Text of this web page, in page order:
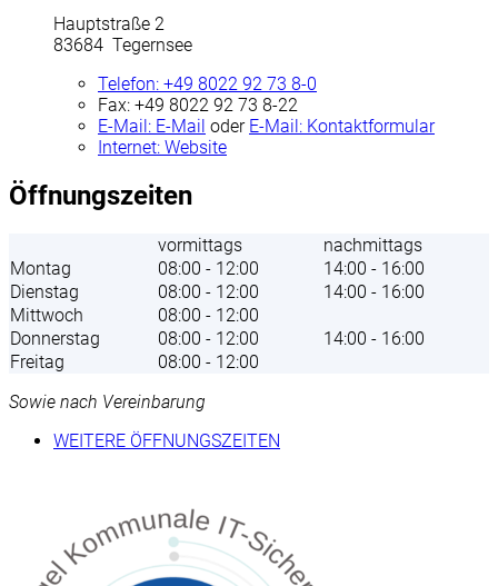
Hauptstraße 2
83684 Tegernsee
Telefon: +49 8022 92 73 8-0
Fax: +49 8022 92 73 8-22
E-Mail: E-Mail oder E-Mail: Kontaktformular
Internet: Website
Öffnungszeiten
vormittags
nachmittags
Montag
08:00 - 12:00
14:00 - 16:00
Dienstag
08:00 - 12:00
14:00 - 16:00
Mittwoch
08:00 - 12:00
Donnerstag
08:00 - 12:00
14:00 - 16:00
Freitag
08:00 - 12:00
Sowie nach Vereinbarung
WEITERE ÖFFNUNGSZEITEN